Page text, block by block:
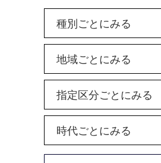
種別ごとにみる
地域ごとにみる
指定区分ごとにみる
時代ごとにみる